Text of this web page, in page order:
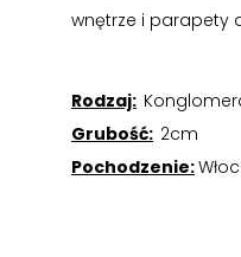
wnętrze i parapety
Rodzaj:
Grubość: 2cm
Pochodzenie: